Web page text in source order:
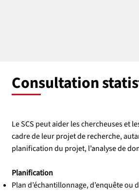
Consultation
Le SCS peut aider les chercheuses et
cadre de leur projet de recherche,
planification du projet, l’analyse de
​Planification
Plan d’échantillonnage, d’enquête ou